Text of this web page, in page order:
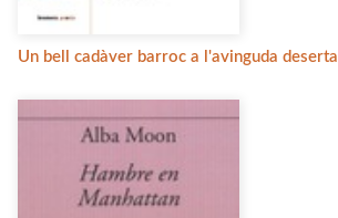
Un bell cadàver barroc a l'avinguda deserta